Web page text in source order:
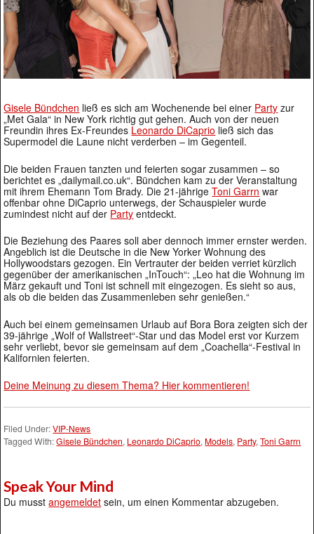
Gisele Bündchen ließ es sich am Wochenende bei einer Party zur
„Met Gala“ in New York richtig gut gehen. Auch von der neuen
Freundin ihres Ex-FreundesLeonardo DiCaprio ließ sich das
Supermodel die Laune nicht verderben – im Gegenteil.
Die beiden Frauen tanzten und feierten sogar zusammen – so
berichtet es „dailymail.co.uk“. Bündchen kam zu der Veranstaltung
mit ihrem Ehemann Tom Brady. Die 21-jährigeToni Garrn war
offenbar ohne DiCaprio unterwegs, der Schauspieler wurde
zumindest nicht auf der Party entdeckt.
Die Beziehung des Paares soll aber dennoch immer ernster werden.
Angeblich ist die Deutsche in die New Yorker Wohnung des
Hollywoodstars gezogen. Ein Vertrauter der beiden verriet kürzlich
gegenüber der amerikanischen „InTouch“: „Leo hat die Wohnung im
März gekauft und Toni ist schnell mit eingezogen. Es sieht so aus,
als ob die beiden das Zusammenleben sehr genießen.“
Auch bei einem gemeinsamen Urlaub auf Bora Bora zeigten sich der
39-jährige „Wolf of Wallstreet“-Star und das Model erst vor Kurzem
sehr verliebt, bevor sie gemeinsam auf dem „Coachella“-Festival in
Kalifornien feierten.
Deine Meinung zu diesem Thema? Hier kommentieren!
Filed Under:VIP-News
Tagged With:Gisele Bündchen, Leonardo DiCaprio, Models, Party,Toni Garrn
Speak Your Mind
Du musstangemeldet sein, um einen Kommentar abzugeben.